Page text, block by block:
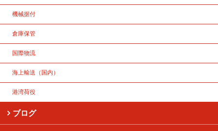
機械据付
倉庫保管
国際物流
海上輸送（国内）
港湾荷役
ブログ